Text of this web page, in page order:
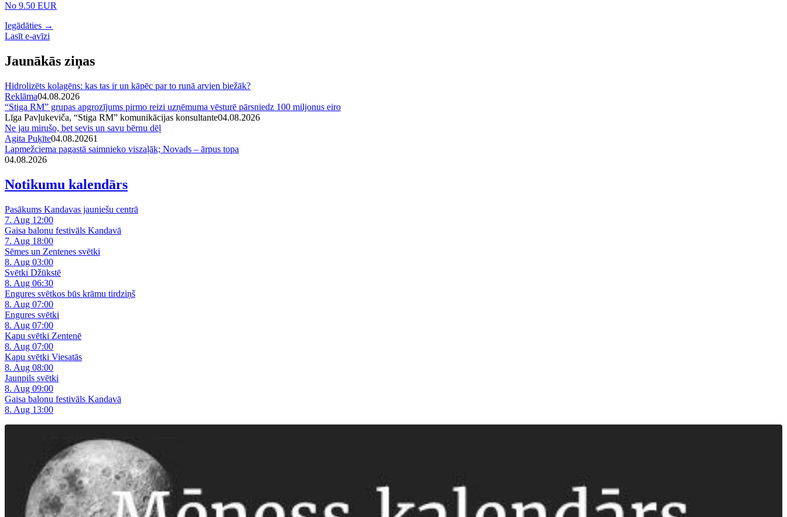
No 9.50 EUR
Iegādāties →
Lasīt e-avīzi
Jaunākās ziņas
Hidrolizēts kolagēns: kas tas ir un kāpēc par to runā arvien biežāk?
Reklāma04.08.2026
“Stiga RM” grupas apgrozījums pirmo reizi uzņēmuma vēsturē pārsniedz 100 miljonus eiro
Līga Pavļukeviča, “Stiga RM” komunikācijas konsultante04.08.2026
Ne jau mirušo, bet sevis un savu bērnu dēļ
Agita Puķīte04.08.20261
Lapmežciema pagastā saimnieko viszaļāk; Novads – ārpus topa
04.08.2026
Notikumu kalendārs
Pasākums Kandavas jauniešu centrā
7. Aug 12:00
Gaisa balonu festivāls Kandavā
7. Aug 18:00
Sēmes un Zentenes svētki
8. Aug 03:00
Svētki Džūkstē
8. Aug 06:30
Engures svētkos būs krāmu tirdziņš
8. Aug 07:00
Engures svētki
8. Aug 07:00
Kapu svētki Zentenē
8. Aug 07:00
Kapu svētki Viesatās
8. Aug 08:00
Jaunpils svētki
8. Aug 09:00
Gaisa balonu festivāls Kandavā
8. Aug 13:00